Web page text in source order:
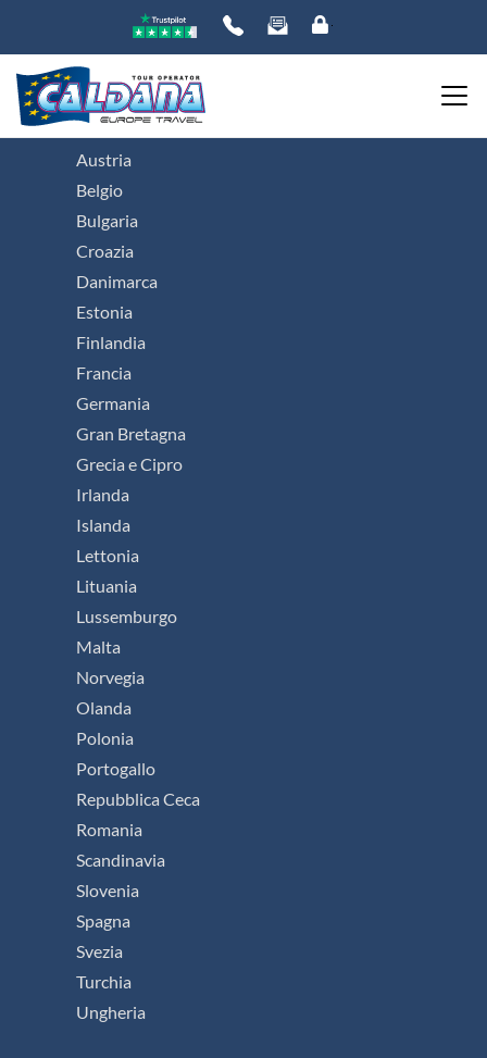
Viaggi organizzati in Europa
Austria
Belgio
Bulgaria
Croazia
Danimarca
Estonia
Finlandia
Francia
Germania
Gran Bretagna
Grecia e Cipro
Irlanda
Islanda
Lettonia
Lituania
Lussemburgo
Malta
Norvegia
Olanda
Polonia
Portogallo
Repubblica Ceca
Romania
Scandinavia
Slovenia
Spagna
Svezia
Turchia
Ungheria